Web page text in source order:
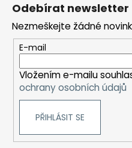
Odebírat newsletter
Nezmeškejte žádné
E-mail
Vložením e-mailu
ochrany osobních údajů
PŘIHLÁSIT SE